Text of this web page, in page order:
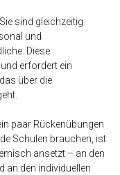
sind gleichzeitig
und
Diese
erfordert ein
über die
paar Rückenübungen
Schulen brauchen, ist
ansetzt – an den
an den individuellen